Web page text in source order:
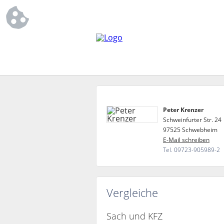
Peter Krenzer
Schweinfurter Str. 24
97525 Schwebheim
E-Mail schreiben
Tel. 09723-905989-2
Vergleiche
Sach und KFZ